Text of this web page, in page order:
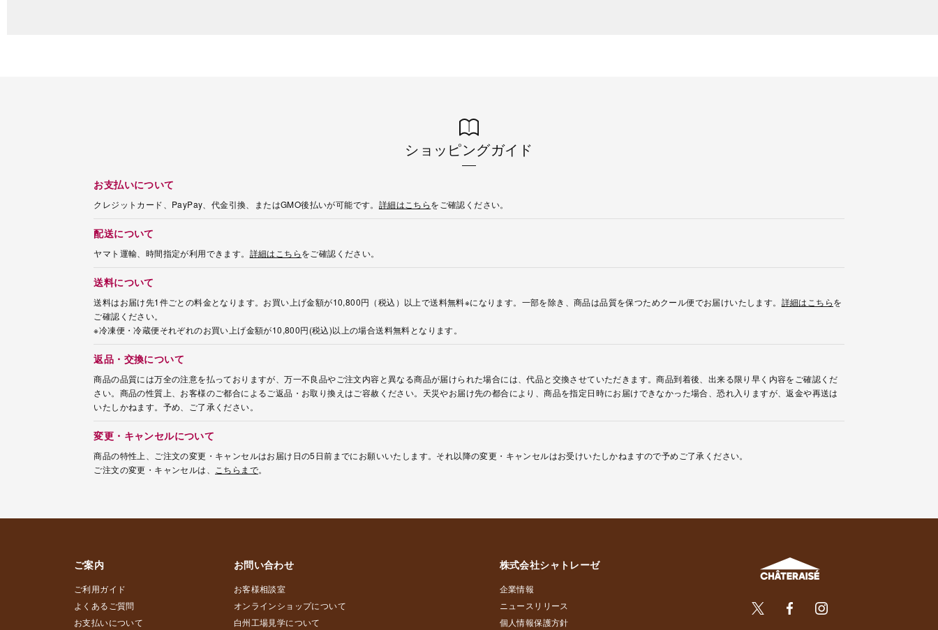
ショッピングガイド
お支払いについて
クレジットカード、PayPay、代金引換、またはGMO後払いが可能です。 詳細はこちらをご確認ください。
配送について
ヤマト運輸、時間指定が利用できます。 詳細はこちらをご確認ください。
送料について
送料はお届け先1件ごとの料金となります。お買い上げ金額が10,800円（税込）以上で送料無料※になります。一部を除き、商品は品質を保つためクール便でお届けいたします。 詳細はこちらを
ご確認ください。
※冷凍便・冷蔵便それぞれのお買い上げ金額が10,800円(税込)以上の場合送料無料となります。
返品・交換について
商品の品質には万全の注意を払っておりますが、万一不良品やご注文内容と異なる商品が届けられた場合には、代品と交換させていただきます。商品到着後、出来る限り早く内容をご確認くだ
さい。商品の性質上、お客様のご都合によるご返品・お取り換えはご容赦ください。天災やお届け先の都合により、商品を指定日時にお届けできなかった場合、恐れ入りますが、返金や再送は
いたしかねます。予め、ご了承ください。
変更・キャンセルについて
商品の特性上、ご注文の変更・キャンセルはお届け日の5日前までにお願いいたします。それ以降の変更・キャンセルはお受けいたしかねますので予めご了承ください。
ご注文の変更・キャンセルは、
こちらまで。
ご案内
ご利用ガイド
よくあるご質問
お支払いについて
お問い合わせ
お客様相談室
オンラインショップについて
白州工場見学について
株式会社シャトレーゼ
企業情報
ニュースリリース
個人情報保護方針